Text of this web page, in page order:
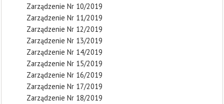
Zarządzenie Nr 10/2019
Zarządzenie Nr 11/2019
Zarządzenie Nr 12/2019
Zarządzenie Nr 13/2019
Zarządzenie Nr 14/2019
Zarządzenie Nr 15/2019
Zarządzenie Nr 16/2019
Zarządzenie Nr 17/2019
Zarządzenie Nr 18/2019